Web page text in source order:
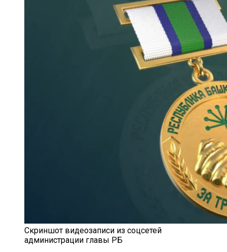
Скриншот видеозаписи из соцсетей
администрации главы РБ